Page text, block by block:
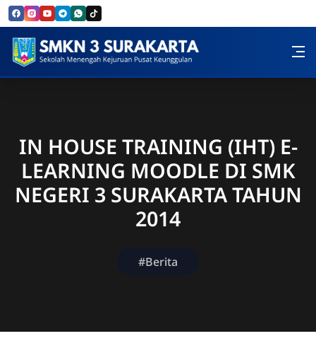
Skip to Content
SMK Negeri 3 Surakarta
IN HOUSE TRAINING (IHT) E-
LEARNING MOODLE DI SMK
NEGERI 3 SURAKARTA TAHUN
2014
#Berita